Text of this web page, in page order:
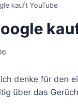
kauft YouTube
denke für den
über das